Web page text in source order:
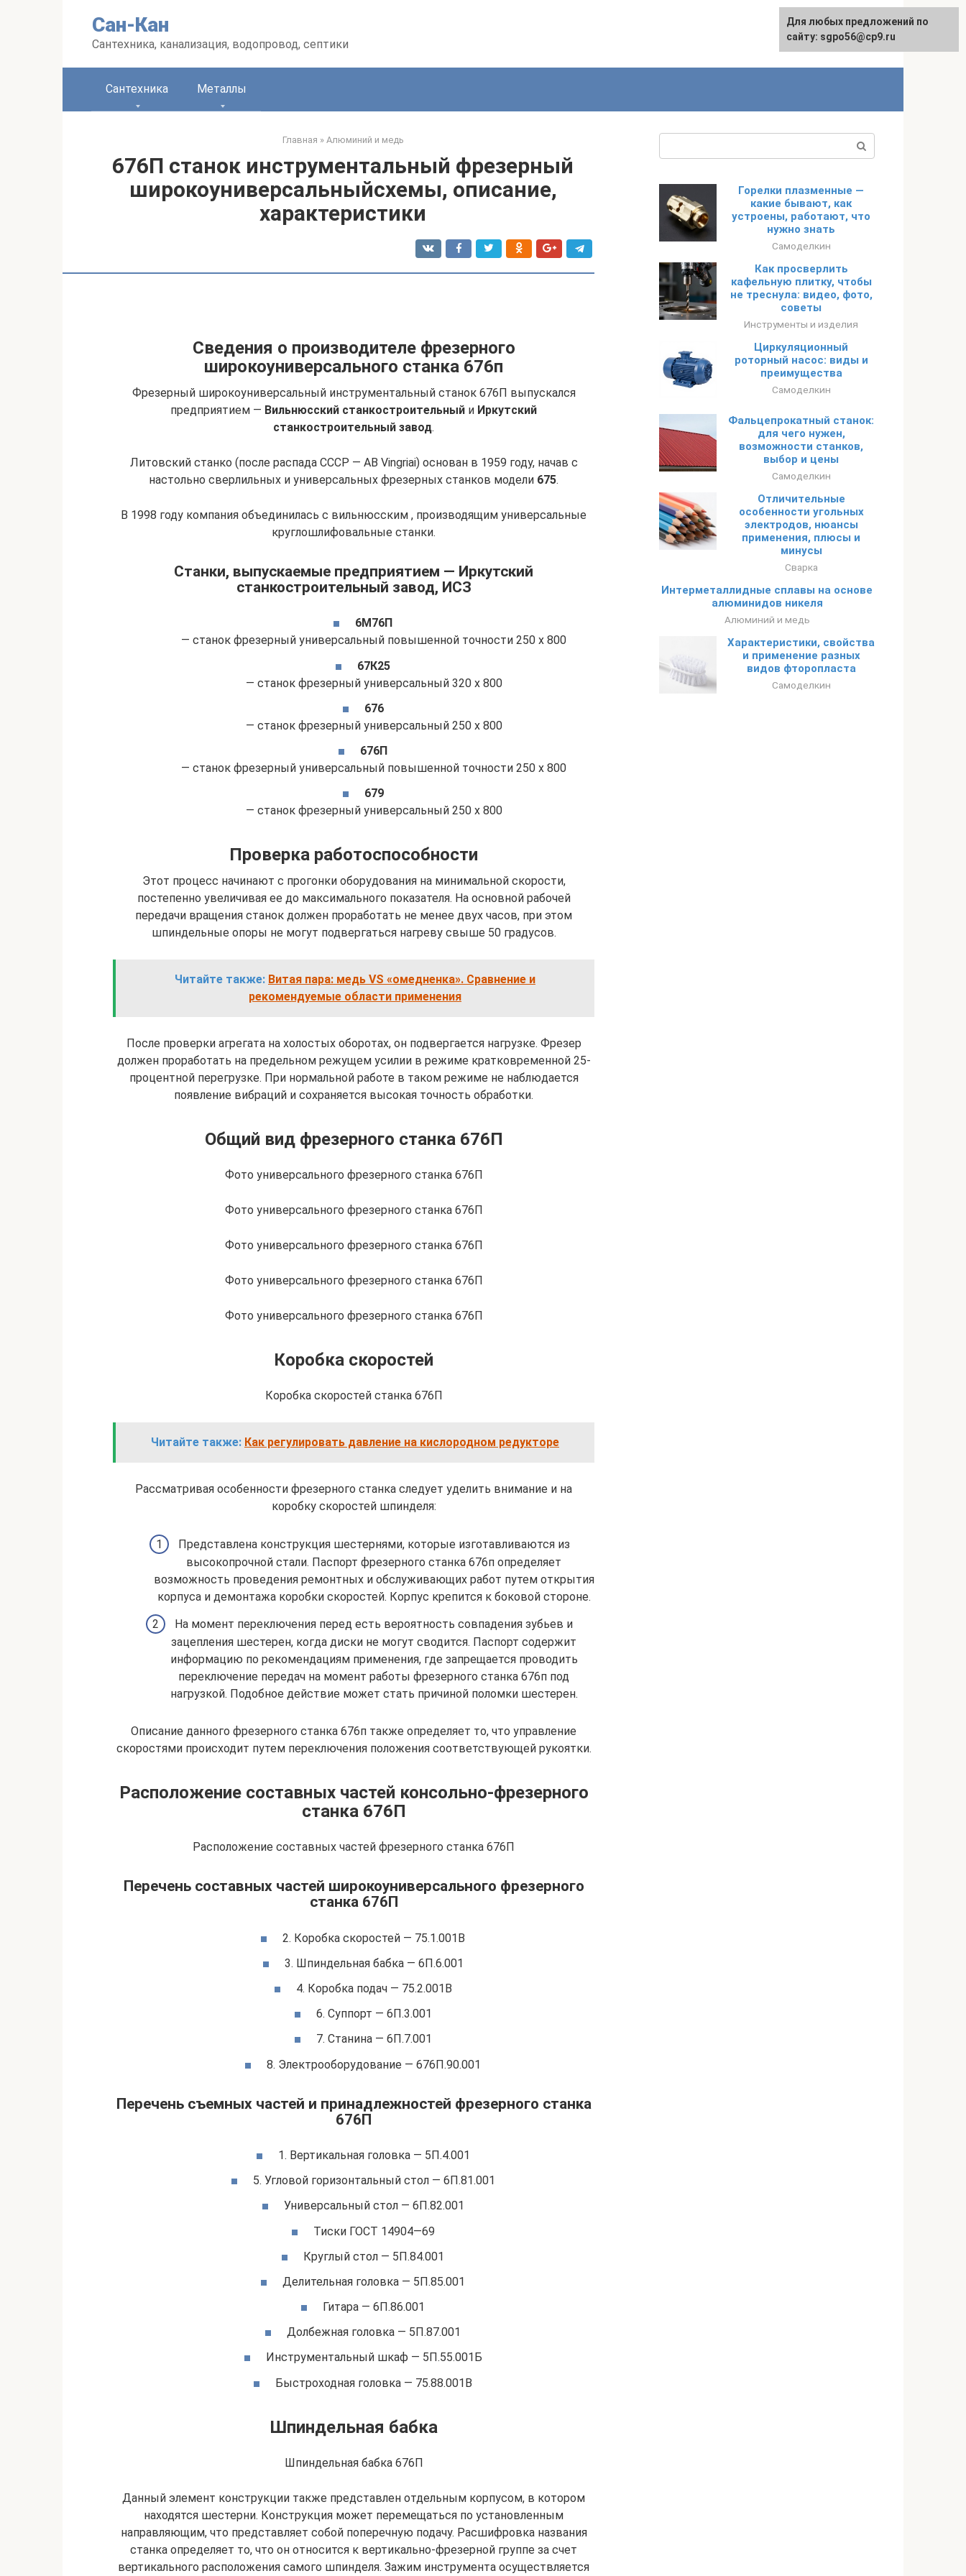
Сан-Кан
Сантехника, канализация, водопровод, септики
English
Сантехника Металлы
Главная » Алюминий и медь
676П станок инструментальный фрезерный
широкоуниверсальныйсхемы, описание,
характеристики
Сведения о производителе фрезерного
широкоуниверсального станка 676п
Фрезерный широкоуниверсальный инструментальный станок 676П выпускался
предприятием — Вильнюсский станкостроительный и Иркутский
станкостроительный завод.
Литовский станко (после распада СССР — AB Vingriai) основан в 1959 году, начав с
настольно сверлильных и универсальных фрезерных станков модели 675.
В 1998 году компания объединилась с вильнюсским , производящим универсальные
круглошлифовальные станки.
Станки, выпускаемые предприятием — Иркутский
станкостроительный завод, ИСЗ
6М76П
— станок фрезерный универсальный повышенной точности 250 х 800
67К25
— станок фрезерный универсальный 320 х 800
676
— станок фрезерный универсальный 250 х 800
676П
— станок фрезерный универсальный повышенной точности 250 х 800
679
— станок фрезерный универсальный 250 х 800
Проверка работоспособности
Этот процесс начинают с прогонки оборудования на минимальной скорости,
постепенно увеличивая ее до максимального показателя. На основной рабочей
передачи вращения станок должен проработать не менее двух часов, при этом
шпиндельные опоры не могут подвергаться нагреву свыше 50 градусов.
Читайте также: Витая пара: медь VS «омедненка». Сравнение и
рекомендуемые области применения
После проверки агрегата на холостых оборотах, он подвергается нагрузке. Фрезер
должен проработать на предельном режущем усилии в режиме кратковременной 25-
процентной перегрузке. При нормальной работе в таком режиме не наблюдается
появление вибраций и сохраняется высокая точность обработки.
Общий вид фрезерного станка 676П
Фото универсального фрезерного станка 676П
Фото универсального фрезерного станка 676П
Фото универсального фрезерного станка 676П
Фото универсального фрезерного станка 676П
Фото универсального фрезерного станка 676П
Коробка скоростей
Коробка скоростей станка 676П
Читайте также: Как регулировать давление на кислородном редукторе
Рассматривая особенности фрезерного станка следует уделить внимание и на
коробку скоростей шпинделя:
Представлена конструкция шестернями, которые изготавливаются из
высокопрочной стали. Паспорт фрезерного станка 676п определяет
возможность проведения ремонтных и обслуживающих работ путем открытия
корпуса и демонтажа коробки скоростей. Корпус крепится к боковой стороне.
На момент переключения перед есть вероятность совпадения зубьев и
зацепления шестерен, когда диски не могут сводится. Паспорт содержит
информацию по рекомендациям применения, где запрещается проводить
переключение передач на момент работы фрезерного станка 676п под
нагрузкой. Подобное действие может стать причиной поломки шестерен.
Описание данного фрезерного станка 676п также определяет то, что управление
скоростями происходит путем переключения положения соответствующей рукоятки.
Расположение составных частей консольно-фрезерного
станка 676П
Расположение составных частей фрезерного станка 676П
Перечень составных частей широкоуниверсального фрезерного
станка 676П
2. Коробка скоростей — 75.1.001В
3. Шпиндельная бабка — 6П.6.001
4. Коробка подач — 75.2.001В
6. Суппорт — 6П.3.001
7. Станина — 6П.7.001
8. Электрооборудование — 676П.90.001
Перечень съемных частей и принадлежностей фрезерного станка
676П
1. Вертикальная головка — 5П.4.001
5. Угловой горизонтальный стол — 6П.81.001
Универсальный стол — 6П.82.001
Тиски ГОСТ 14904—69
Круглый стол — 5П.84.001
Делительная головка — 5П.85.001
Гитара — 6П.86.001
Долбежная головка — 5П.87.001
Инструментальный шкаф — 5П.55.001Б
Быстроходная головка — 75.88.001В
Шпиндельная бабка
Шпиндельная бабка 676П
Данный элемент конструкции также представлен отдельным корпусом, в котором
находятся шестерни. Конструкция может перемещаться по установленным
направляющим, что представляет собой поперечную подачу. Расшифровка названия
станка определяет то, что он относится к вертикально-фрезерной группе за счет
вертикального расположения самого шпинделя. Зажим инструмента осуществляется
Горелки плазменные —
какие бывают, как
устроены, работают, что
нужно знать
Самоделкин
Как просверлить
кафельную плитку, чтобы
не треснула: видео, фото,
советы
Инструменты и изделия
Циркуляционный
роторный насос: виды и
преимущества
Самоделкин
Фальцепрокатный станок:
для чего нужен,
возможности станков,
выбор и цены
Самоделкин
Отличительные
особенности угольных
электродов, нюансы
применения, плюсы и
минусы
Сварка
Интерметаллидные сплавы на основе
алюминидов никеля
Алюминий и медь
Характеристики, свойства
и применение разных
видов фторопласта
Самоделкин
Для любых предложений по
сайту: sgpo56@cp9.ru